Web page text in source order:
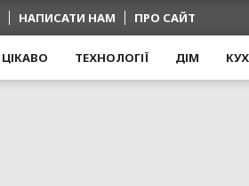
НАПИСАТИ НАМ ПРО САЙТ
ЦІКАВО ТЕХНОЛОГІЇ ДІМ